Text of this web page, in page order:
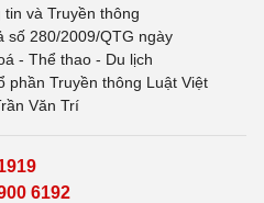
và Truyền thông
số 280/2009/QTG ngày
- Thể thao - Du lịch
phần Truyền thông Luật Việt
Văn Trí
6192